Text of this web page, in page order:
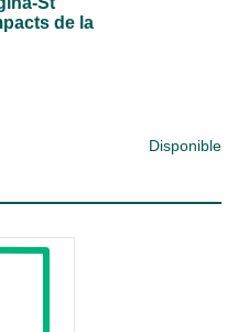
de la
Disponible